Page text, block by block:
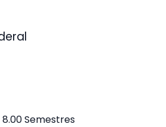
Semestres